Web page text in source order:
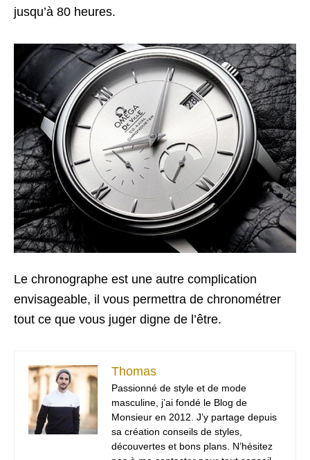
jusqu’à 80 heures.
Le chronographe est une autre complication
envisageable, il vous permettra de chronométrer
tout ce que vous juger digne de l’être.
Thomas
Passionné de style et de mode
masculine, j’ai fondé le Blog de
Monsieur en 2012. J’y partage depuis
sa création conseils de styles,
découvertes et bons plans. N’hésitez